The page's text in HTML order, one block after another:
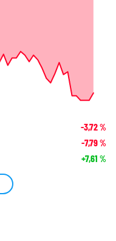
-3,72%
-7,79%
+7,61 %